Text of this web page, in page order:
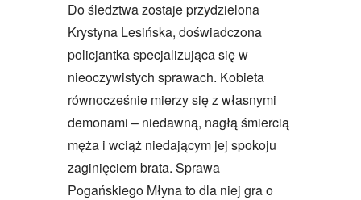
Do śledztwa zostaje przydzielona
Krystyna Lesińska, doświadczona
policjantka specjalizująca się w
nieoczywistych sprawach. Kobieta
równocześnie mierzy się z własnymi
demonami – niedawną, nagłą śmiercią
męża i wciąż niedającym jej spokoju
zaginięciem brata. Sprawa
Pogańskiego Młyna to dla niej gra o